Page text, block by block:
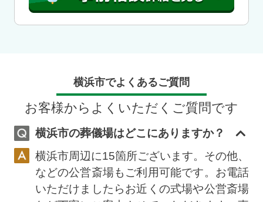
横浜市でよくあるご質問
お客様からよくいただくご質問です
横浜市の葬儀場はどこにありますか？
横浜市周辺に15箇所ございます。その他、
などの公営斎場もご利用可能です。お電話
いただけましたらお近くの式場や公営斎場